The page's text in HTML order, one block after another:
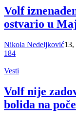
Volf
ostvario u
Nikola Nedeljković
184
Vesti
Volf nije
bolida na